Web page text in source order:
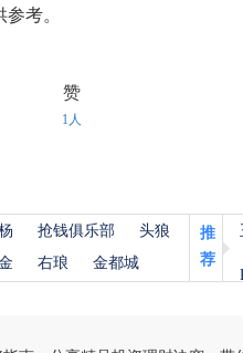
考。
赞
1人
抢钱俱乐部
头狼
右琅 金都城
推
荐